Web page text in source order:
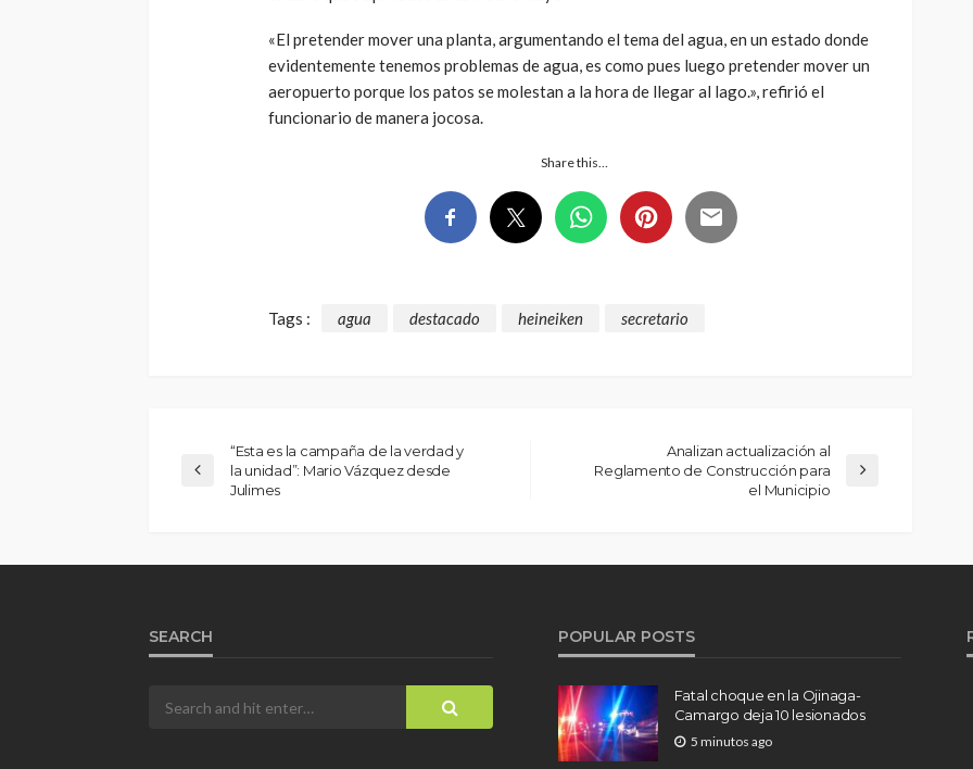
«El pretender mover una planta, argumentando el tema del agua, en un estado donde
evidentemente tenemos problemas de agua, es como pues luego pretender mover un
aeropuerto porque los patos se molestan a la hora de llegar al lago.», refirió el
funcionario de manera jocosa.
Share this…
Tags : agua destacado heineiken secretario
“Esta es la campaña de la verdad y
la unidad”: Mario Vázquez desde
Julimes
Analizan actualización al
Reglamento de Construcción para
el Municipio
SEARCH POPULAR POSTS
Fatal choque en la Ojinaga-
Camargo deja 10 lesionados
5 minutos ago